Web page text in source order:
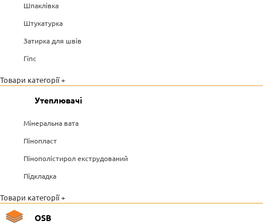
Шпаклівка
Штукатурка
Затирка для швів
Гіпс
Товари категорії +
Утеплювачі
Мінеральна вата
Пінопласт
Пінополістирол екструдований
Підкладка
Товари категорії +
OSB